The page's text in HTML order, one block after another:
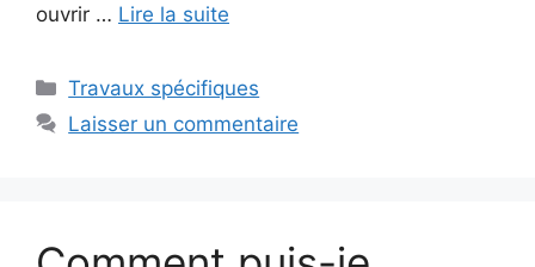
ouvrir … Lire la suite
Catégories
Travaux spécifiques
Laisser un commentaire